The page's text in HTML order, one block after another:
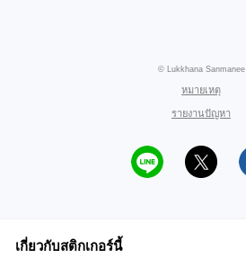
© Lukkhana Sanmanee
หมายเหตุ
รายงานปัญหา
เกี่ยวกับสติกเกอร์นี้